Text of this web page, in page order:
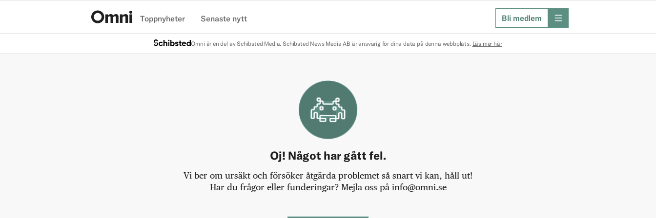
Toppnyheter Senaste nytt Bli medlem meny
Omni är en del av Schibsted Media. Schibsted News Media AB är ansvarig för dina data på denna webbplats. Läs mer här
Oj! Något har gått fel.
Vi ber om ursäkt och försöker åtgärda problemet så snart vi kan, håll ut!
Har du frågor eller funderingar? Mejla oss på info@omni.se